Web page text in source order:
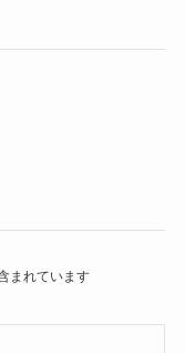
まれています